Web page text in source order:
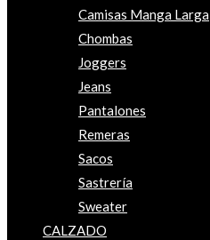
Camisas Manga Larga
Chombas
Joggers
Jeans
Pantalones
Remeras
Sacos
Sastrería
Sweater
CALZADO